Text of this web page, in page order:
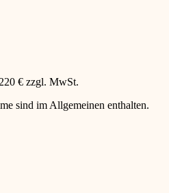
€ zzgl. MwSt.
sind im Allgemeinen enthalten.